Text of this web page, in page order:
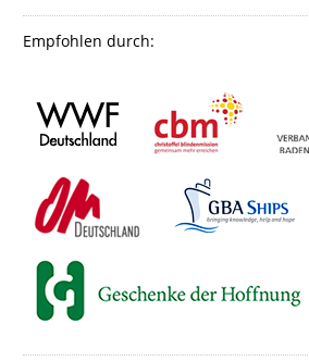
Empfohlen durch: